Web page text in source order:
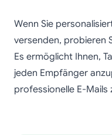
Wenn Sie
versenden, probieren
Es ermöglicht Ihnen,
jeden Empfänger
professionelle E-Mails